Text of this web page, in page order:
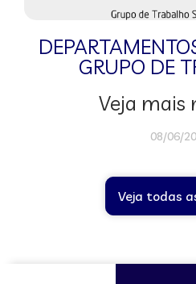
GRUPO DE
Veja mais
08/06/
Veja todas